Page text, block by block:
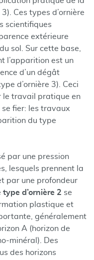
Ces types d’ornière
scientifiques
extérieure
sol. Sur cette base,
l’apparition est un
d’un dégât
d’ornière 3). Ceci
le travail pratique en
fier: les travaux
du type
par une pression
lesquels prennent la
par une profondeur
type d’ornière 2 se
plastique et
généralement
A (horizon de
minéral). Des
des horizons